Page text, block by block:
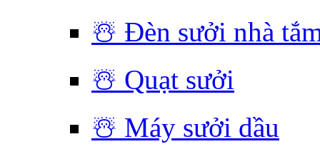
☃️ Đèn sưởi nhà
☃️ Quạt sưởi
☃️ Máy sưởi dầu